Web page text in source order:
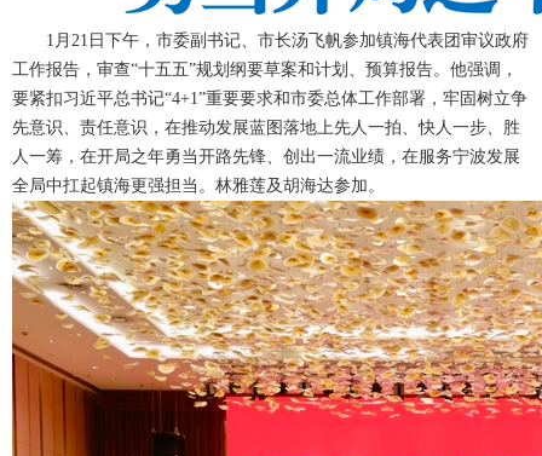
1月21日下午，市委副书记、市长汤飞帆参加镇海代表团审议政府
工作报告，审查“十五五”规划纲要草案和计划、预算报告。他强调，
要紧扣习近平总书记“4+1”重要要求和市委总体工作部署，牢固树立争
先意识、责任意识，在推动发展蓝图落地上先人一拍、快人一步、胜
人一筹，在开局之年勇当开路先锋、创出一流业绩，在服务宁波发展
全局中扛起镇海更强担当。林雅莲及胡海达参加。